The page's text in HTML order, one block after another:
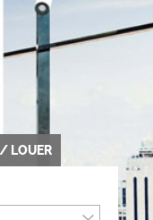
LOUER